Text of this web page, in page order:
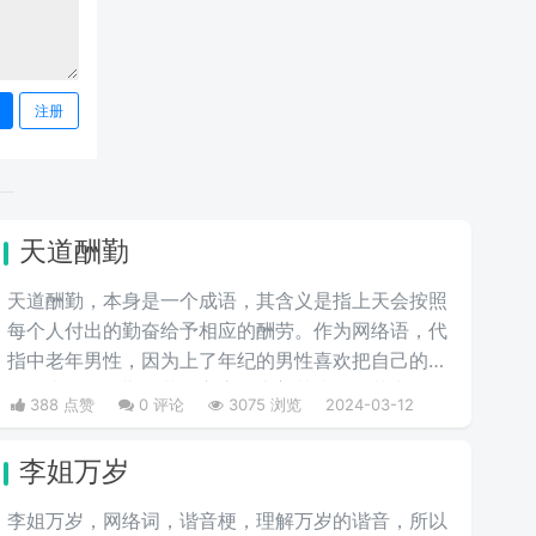
注册
天道酬勤
天道酬勤，本身是一个成语，其含义是指上天会按照
每个人付出的勤奋给予相应的酬劳。作为网络语，代
指中老年男性，因为上了年纪的男性喜欢把自己的昵
称改为天道酬勤，花开富贵，上善若水等，其中天道
酬勤和上善若水深受男性用户的喜欢，花开富贵深受
388 点赞 0 评论 3075 浏览 2024-03-12
李姐万岁
李姐万岁，网络词，谐音梗，理解万岁的谐音，所以